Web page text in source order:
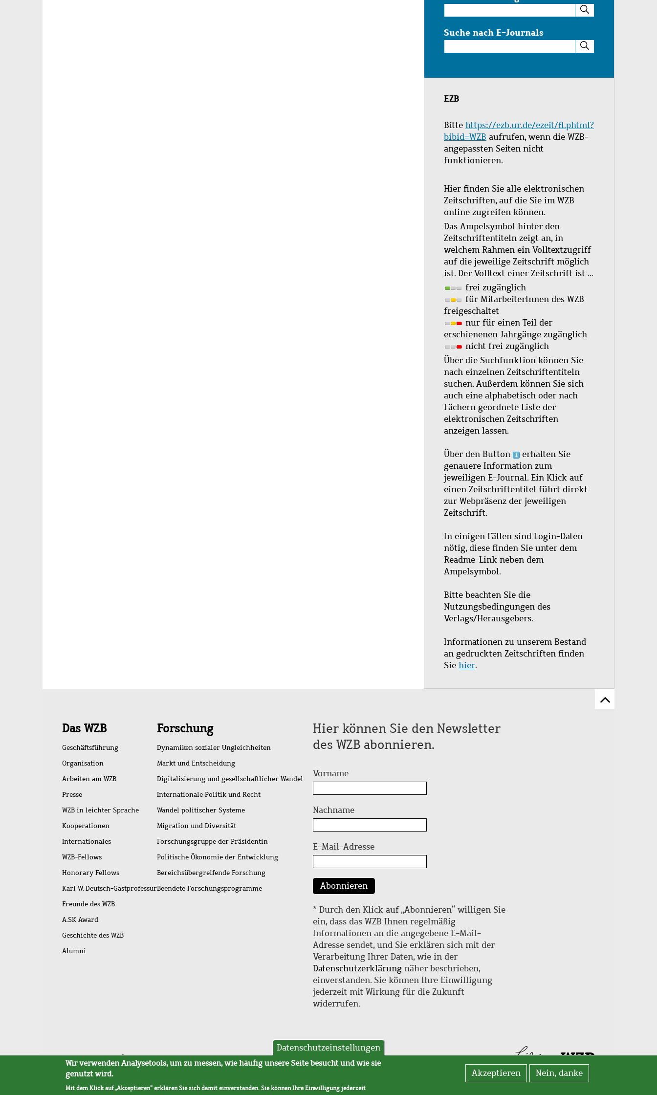
im
Katalog
Suche nach E-Journals
nach
Journals
EZB
Bitte https://ezb.ur.de/ezeit/fl.phtml?
bibid=WZB aufrufen, wenn die WZB-
angepassten Seiten nicht
funktionieren.
Hier finden Sie alle elektronischen
Zeitschriften, auf die Sie im WZB
online zugreifen können.
Das Ampelsymbol hinter den
Zeitschriftentiteln zeigt an, in
welchem Rahmen ein Volltextzugriff
auf die jeweilige Zeitschrift möglich
ist. Der Volltext einer Zeitschrift ist …
frei zugänglich
für MitarbeiterInnen des WZB
freigeschaltet
nur für einen Teil der
erschienenen Jahrgänge zugänglich
nicht frei zugänglich
Über die Suchfunktion können Sie
nach einzelnen Zeitschriftentiteln
suchen. Außerdem können Sie sich
auch eine alphabetisch oder nach
Fächern geordnete Liste der
elektronischen Zeitschriften
anzeigen lassen.
Über den Button
erhalten Sie
genauere Information zum
jeweiligen E-Journal. Ein Klick auf
einen Zeitschriftentitel führt direkt
zur Webpräsenz der jeweiligen
Zeitschrift.
In einigen Fällen sind Login-Daten
nötig, diese finden Sie unter dem
Readme-Link neben dem
Ampelsymbol.
Bitte beachten Sie die
Nutzungsbedingungen des
Verlags/Herausgebers.
Informationen zu unserem Bestand
an gedruckten Zeitschriften finden
Sie hier.
Zum
Schnellzugriff
Das WZB
Geschäftsführung
Organisation
Arbeiten am WZB
Presse
WZB in leichter Sprache
Kooperationen
Internationales
WZB-Fellows
Honorary Fellows
Karl W. Deutsch-Gastprofessur
Freunde des WZB
A.SK Award
Geschichte des WZB
Alumni
Forschung
Dynamiken sozialer Ungleichheiten
Markt und Entscheidung
Digitalisierung und gesellschaftlicher Wandel
Internationale Politik und Recht
Wandel politischer Systeme
Migration und Diversität
Forschungsgruppe der Präsidentin
Politische Ökonomie der Entwicklung
Bereichsübergreifende Forschung
Beendete Forschungsprogramme
Hier können Sie den Newsletter
des WZB abonnieren.
Vorname
Nachname
E-Mail-Adresse
Abonnieren
* Durch den Klick auf „Abonnieren“ willigen Sie
ein, dass das WZB Ihnen regelmäßig
Informationen an die angegebene E-Mail-
Adresse sendet, und Sie erklären sich mit der
Verarbeitung Ihrer Daten, wie in der
Datenschutzerklärung näher beschrieben,
einverstanden. Sie können Ihre Einwilligung
jederzeit mit Wirkung für die Zukunft
widerrufen.
Fußleistenmenü
SitemapBarrierefreiheitImpressumDatenschutzAVB
Datenschutzeinstellungen
Wir verwenden Analysetools, um zu messen, wie häufig unsere Seite besucht und wie sie
genutzt wird.
Mit dem Klick auf „Akzeptieren“ erklären Sie sich damit einverstanden. Sie können Ihre Einwilligung jederzeit
Akzeptieren Nein, danke